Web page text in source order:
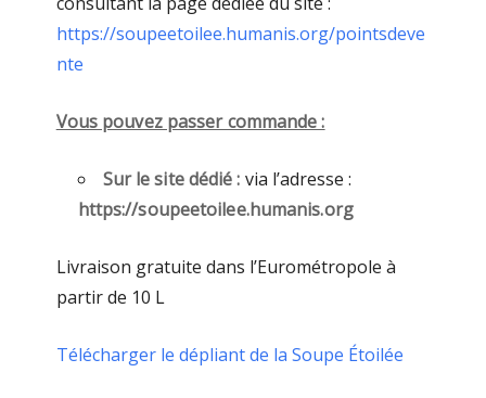
https://soupeetoilee.humanis.org/pointsdeve
nte
Vous pouvez passer commande :
Sur le site dédié : via l’adresse :
https://soupeetoilee.humanis.org
Livraison gratuite dans l’Eurométropole à
partir de 10 L
Télécharger le dépliant de la Soupe Étoilée